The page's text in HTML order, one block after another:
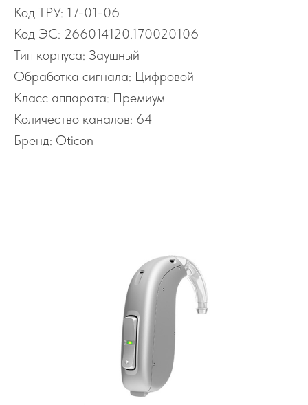
Код ТРУ: 17-01-06
Код ЭС: 266014120.170020106
Тип корпуса: Заушный
Обработка сигнала: Цифровой
Класс аппарата: Премиум
Количество каналов: 64
Бренд: Oticon